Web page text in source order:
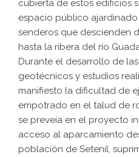
cubierta de estos edificios
espacio público
senderos que descienden
hasta la ribera del río
Durante el desarrollo de
geotécnicos y estudios
manifiesto la dificultad de
empotrado en el talud de
se preveía en el proyecto
acceso al aparcamiento
población de Setenil,